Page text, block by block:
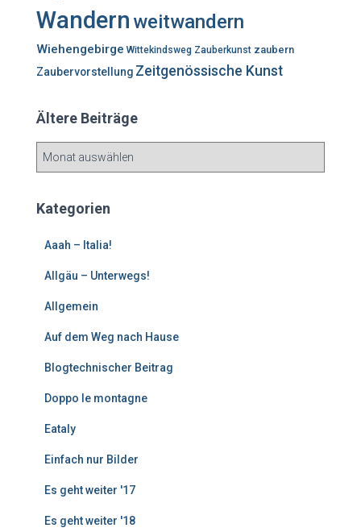
Wandern weitwandern
Wiehengebirge Wittekindsweg Zauberkunst zaubern
Zaubervorstellung Zeitgenössische Kunst
Ältere Beiträge
e
Kategorien
Aaah – Italia!
Allgäu – Unterwegs!
Allgemein
Auf dem Weg nach Hause
Blogtechnischer Beitrag
Doppo le montagne
Eataly
Einfach nur Bilder
Es geht weiter '17
Es geht weiter '18